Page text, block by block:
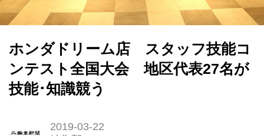
ホンダドリーム店 スタッフ技能コ
ンテスト全国大会 地区代表27名が
技能･知識競う
2019-03-22